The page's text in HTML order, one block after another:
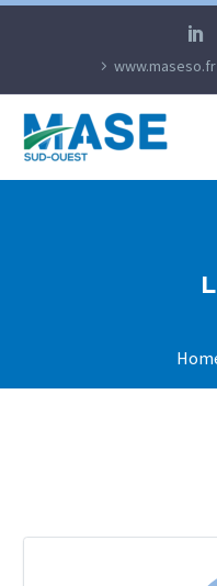
www.maseso.fr